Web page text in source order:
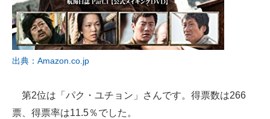
出典：Amazon.co.jp
第2位は「パク・ユチョン」さんです。得票数は266
票、得票率は11.5％でした。